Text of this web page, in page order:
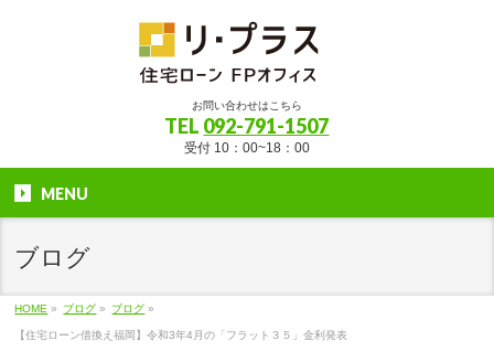
お問い合わせはこちら
TEL 092-791-1507
受付 10：00~18：00
MENU
ブログ
HOME » ブログ » ブログ »
【住宅ローン借換え福岡】令和3年4月の「フラット３５」金利発表